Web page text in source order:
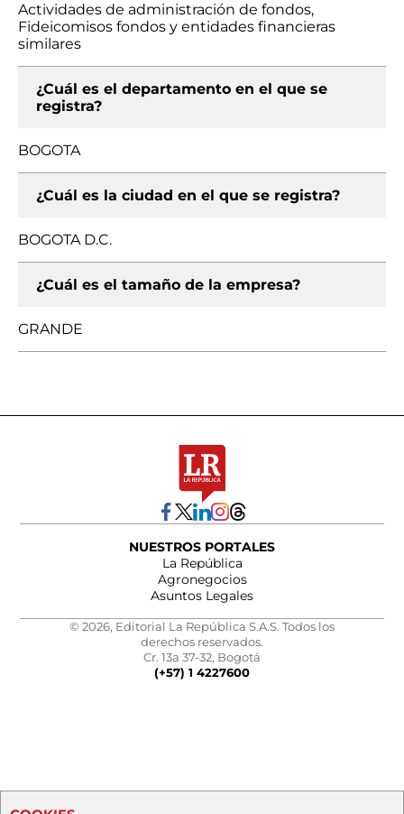
Actividades de administración de fondos,
Fideicomisos fondos y entidades financieras
similares
¿Cuál es el departamento en el que se
registra?
BOGOTA
¿Cuál es la ciudad en el que se registra?
BOGOTA D.C.
¿Cuál es el tamaño de la empresa?
GRANDE
NUESTROS PORTALES
La República
Agronegocios
Asuntos Legales
© 2026, Editorial La República S.A.S. Todos los
derechos reservados.
Cr. 13a 37-32, Bogotá
(+57) 1 4227600